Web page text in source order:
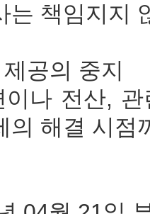
는 책임지지
공의 중지
이나 전산,
의 해결 시